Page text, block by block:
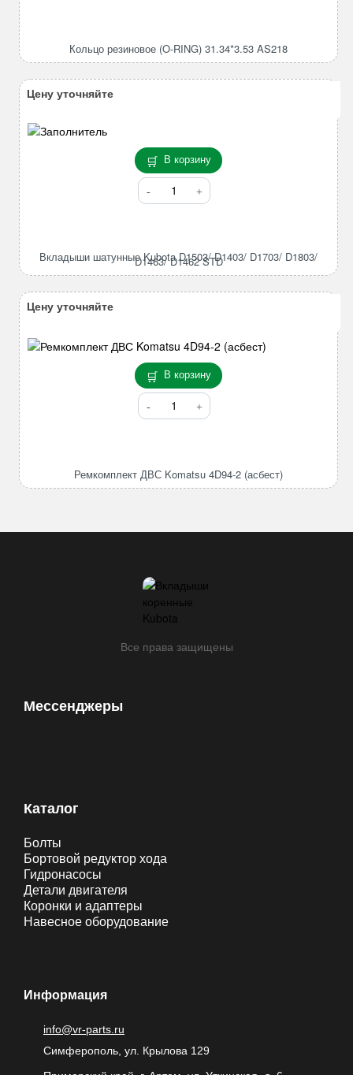
RING)
Кольцо резиновое (O-RING) 31.34*3.53 AS218
В корзину
Количество
товара
Kubota
D1503/
D1462
STD
Вкладыши шатунные Kubota D1503/ D1403/ D1703/ D1803/
D1463/ D1462 STD
Цену уточняйте
В корзину
Количество
товара
4D94-
Ремкомплект ДВС Komatsu 4D94-2 (асбест)
Цену уточняйте
Все права защищены
Мессенджеры
Каталог
Болты
Бортовой редуктор хода
Гидронасосы
Детали двигателя
Коронки и адаптеры
Навесное оборудование
Информация
info@vr-parts.ru
Симферополь, ул. Крылова 129